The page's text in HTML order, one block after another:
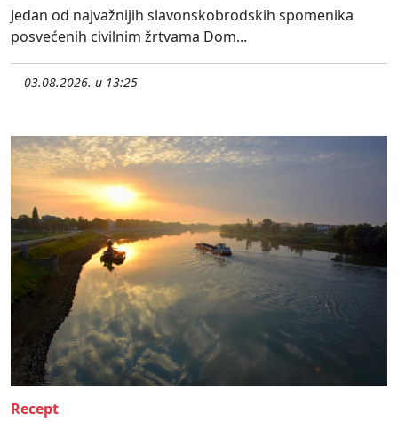
Jedan od najvažnijih slavonskobrodskih spomenika
posvećenih civilnim žrtvama Dom...
03.08.2026. u 13:25
Recept